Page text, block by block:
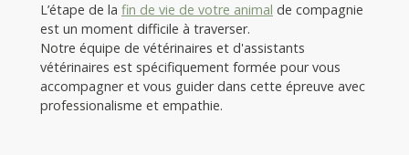
L’étape de la fin de vie de votre animal de compagnie
est un moment difficile à traverser.
Notre équipe de vétérinaires et d'assistants
vétérinaires est spécifiquement formée pour vous
accompagner et vous guider dans cette épreuve avec
professionalisme et empathie.